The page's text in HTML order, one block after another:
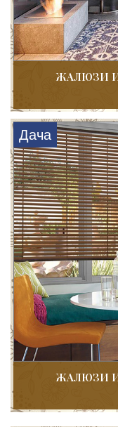
ЖАЛЮЗИ
Дача
ЖАЛЮЗИ